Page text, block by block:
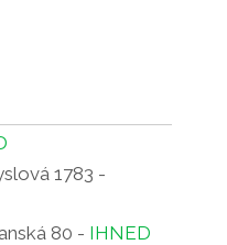
1783 -
80 - IHNED